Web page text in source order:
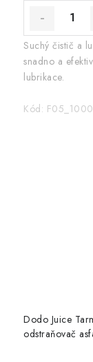
Suchý čistič a
snadno a
lubrikace.
Kód: F05_1000
Dodo Juice
odstraňovač